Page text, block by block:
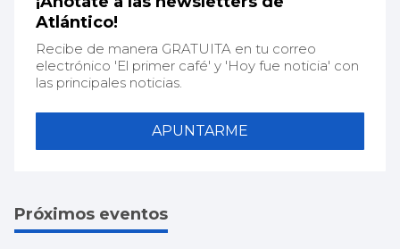
Atlántico!
Recibe de manera GRATUITA en tu correo
electrónico 'El primer café' y 'Hoy fue noticia' con
las principales noticias.
APUNTARME
Próximos eventos